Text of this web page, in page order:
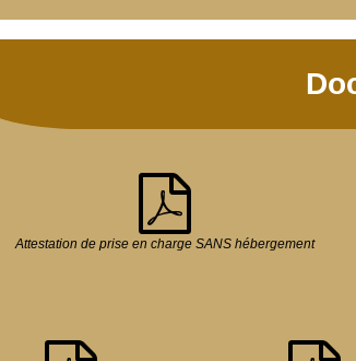
Attestation de prise en charge SANS hébergement